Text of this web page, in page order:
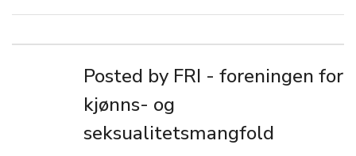
post:
Posted by FRI - foreningen for
kjønns- og
seksualitetsmangfold